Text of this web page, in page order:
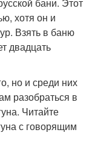
бани. Этот
хотя он и
Взять в баню
двадцать
но и среди них
разобраться в
Читайте
с говорящим